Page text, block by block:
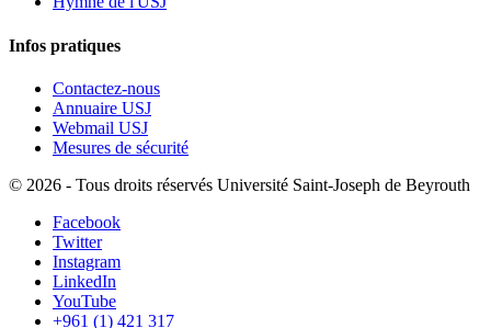
Infos pratiques
Contactez-nous
Annuaire USJ
Webmail USJ
Mesures de sécurité
© 2026 - Tous droits réservés Université Saint-Joseph de Beyrouth
Facebook
Twitter
Instagram
LinkedIn
YouTube
+961 (1) 421 317